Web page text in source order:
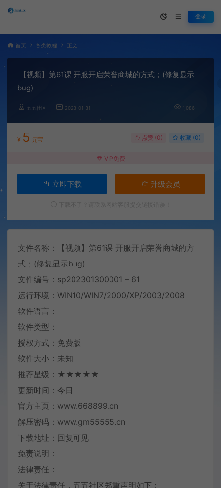
登录
首页 各类教程 正文
【视频】第61课 开服开启荣誉商城的方式；(修复显示
bug)
五五社区 2023-01-31 1,086
¥ 5 元宝 点赞 (0) 收藏 (0)
VIP免费
立即下载 升级会员
文件名称：【视频】第61课 开服开启荣誉商城的方
式；(修复显示bug)
文件编号：sp202301300001 – 61
运行环境：WIN10/WIN7/2000/XP/2003/2008
软件语言：
软件类型：
授权方式：免费版
软件大小：未知
推荐星级：★★★★★
更新时间：今日
官方主页：www.668899.cn
解压密码：www.gm55555.cn
下载地址：回复可见
免责说明：
法律责任：
关于法律责任，五五社区郑重声明如下：